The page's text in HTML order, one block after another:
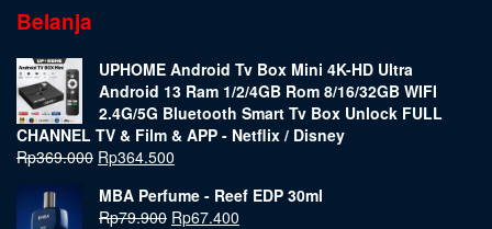
Belanja
UPHOME Android Tv Box Mini 4K-HD Ultra
Android 13 Ram 1/2/4GB Rom 8/16/32GB WIFI
2.4G/5G Bluetooth Smart Tv Box Unlock FULL
CHANNEL TV & Film & APP - Netflix / Disney
Rp369.000 Rp364.500
MBA Perfume - Reef EDP 30ml
Rp79.900 Rp67.400